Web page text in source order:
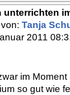
unterrichten
Tanja
2011
im
so gut wie